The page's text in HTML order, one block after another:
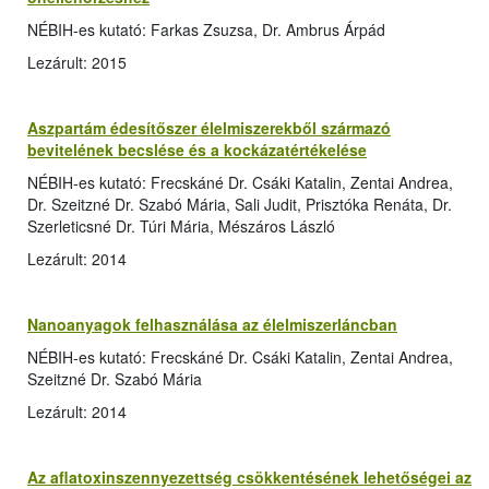
NÉBIH-es kutató: Farkas Zsuzsa, Dr. Ambrus Árpád
Lezárult: 2015
Aszpartám édesítőszer élelmiszerekből származó
bevitelének becslése és a kockázatértékelése
NÉBIH-es kutató: Frecskáné Dr. Csáki Katalin, Zentai Andrea,
Dr. Szeitzné Dr. Szabó Mária, Sali Judit, Prisztóka Renáta, Dr.
Szerleticsné Dr. Túri Mária, Mészáros László
Lezárult: 2014
Nanoanyagok felhasználása az élelmiszerláncban
NÉBIH-es kutató: Frecskáné Dr. Csáki Katalin, Zentai Andrea,
Szeitzné Dr. Szabó Mária
Lezárult: 2014
Az aflatoxinszennyezettség csökkentésének lehetőségei az